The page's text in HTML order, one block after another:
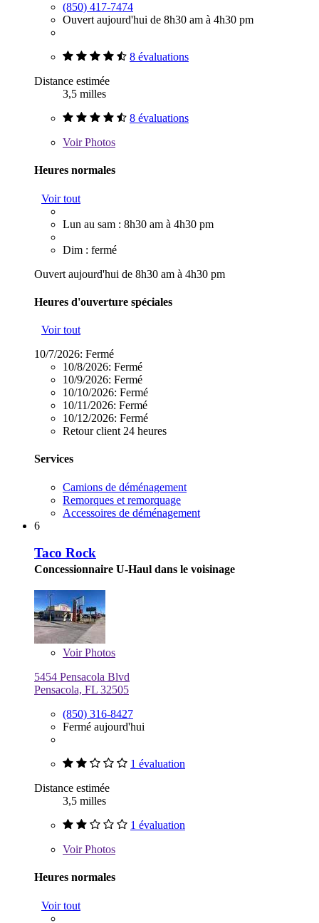
(850) 417-7474
Ouvert aujourd'hui de 8h30 am à 4h30 pm
8 évaluations
Distance estimée
3,5 milles
8 évaluations
VoirPhotos
Heures normales
Voir tout
Lun au sam : 8h30 am à 4h30 pm
Dim : fermé
Ouvert aujourd'hui de 8h30 am à 4h30 pm
Heures d'ouverture spéciales
Voir tout
10/7/2026: Fermé
10/8/2026: Fermé
10/9/2026: Fermé
10/10/2026: Fermé
10/11/2026: Fermé
10/12/2026: Fermé
Retour client 24 heures
Services
Camions de déménagement
Remorques et remorquage
Accessoires de déménagement
6
Taco Rock
Concessionnaire U-Haul dans le voisinage
VoirPhotos
5454 Pensacola Blvd
Pensacola, FL 32505
(850) 316-8427
Fermé aujourd'hui
1 évaluation
Distance estimée
3,5 milles
1 évaluation
VoirPhotos
Heures normales
Voir tout